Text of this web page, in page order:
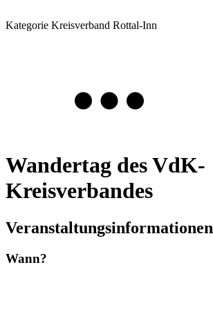
Kategorie Kreisverband Rottal-Inn
Wandertag des VdK-
Kreisverbandes
Veranstaltungsinformationen
Wann?